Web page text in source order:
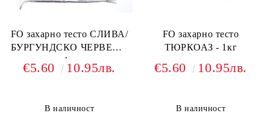
FO захарно тесто СЛИВА/
БУРГУНДСКО ЧЕРВЕНО
- 1кг.
€5.60 10.95лв.
В наличност
FO захарно тесто
ТЮРКОАЗ - 1кг
€5.60 10.95лв.
В наличност